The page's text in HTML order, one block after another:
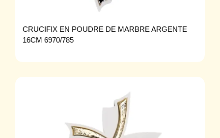
CRUCIFIX EN POUDRE DE MARBRE ARGENTE
16CM 6970/785